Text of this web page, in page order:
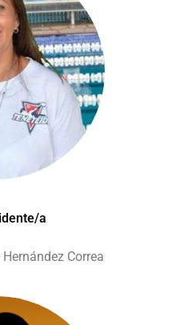
a
Correa